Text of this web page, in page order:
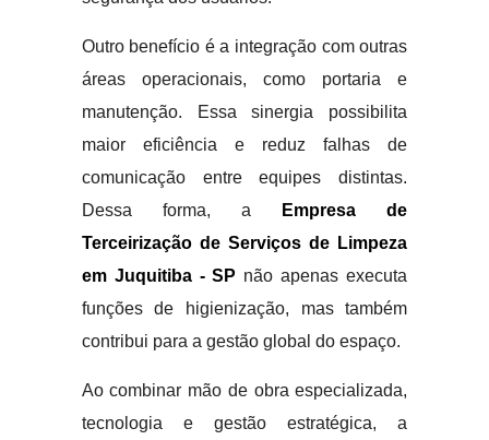
Outro benefício é a integração com outras
áreas operacionais, como portaria e
manutenção. Essa sinergia possibilita
maior eficiência e reduz falhas de
comunicação entre equipes distintas.
Dessa forma, a
Empresa de
Terceirização de Serviços de Limpeza
em Juquitiba - SP não apenas executa
funções de higienização, mas também
contribui para a gestão global do espaço.
Ao combinar mão de obra especializada,
tecnologia e gestão estratégica, a